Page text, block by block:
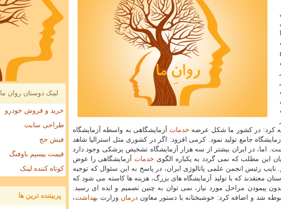
كرد: در كشور ما شكل عرضه خدمات آزمایشگاهی به واسطه آزمایشگاه
جامع تولید نمود. كرمی افزود: اگر در كشوری مثل استرالیا شاهد
بزرگ) هستیم، چون ۸۰ آزمایشگاه دایر است. اما، در ایران بیشتر از سه هزار آزمایشگاه تشخیص پزشكی وجود دارد
این مطلب كه نمی گردد به یكباره الگوی خدمات آزمایشگاهی را عوض
نایب رئیس انجمن علمی پاتالوژی ایران، در پاسخ به این سئوال كه توجیه
معتقدند كه با تولید آزمایشگاه های بزرگ، هزینه ها كاسته می شود كه
پیمودن مراحل مورد نیاز، نمی توان به چنین تصمیم و ایده ای رسید.
شد و اضافه كرد: خوشبختانه با دستور معاون درمان وزارت بهداشت،
لینک دوستان روان ما
خرید و فروش خودرو
طراحی سایت
فیش حج
قیمت بیسیم باوفنگ
کوتاه کننده لینک
پربیننده ترین ها